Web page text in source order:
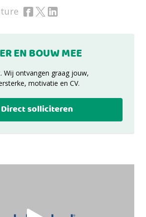
EN BOUW MEE
Wij ontvangen graag jouw,
motivatie en CV.
Direct solliciteren